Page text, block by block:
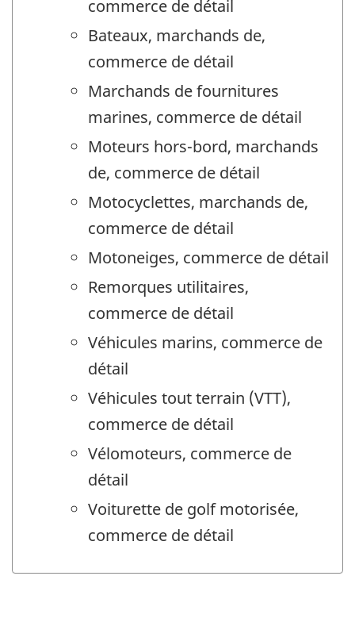
commerce de détail
Bateaux, marchands de,
commerce de détail
Marchands de fournitures
marines, commerce de détail
Moteurs hors-bord, marchands
de, commerce de détail
Motocyclettes, marchands de,
commerce de détail
Motoneiges, commerce de détail
Remorques utilitaires,
commerce de détail
Véhicules marins, commerce de
détail
Véhicules tout terrain (VTT),
commerce de détail
Vélomoteurs, commerce de
détail
Voiturette de golf motorisée,
commerce de détail